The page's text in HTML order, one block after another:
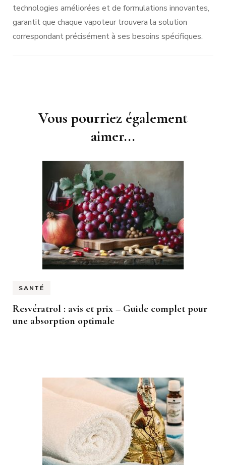
technologies améliorées et de formulations innovantes,
garantit que chaque vapoteur trouvera la solution
correspondant précisément à ses besoins spécifiques.
Navigation
Vous pourriez également
aimer...
SANTÉ
Resvératrol : avis et prix – Guide complet pour
une absorption optimale